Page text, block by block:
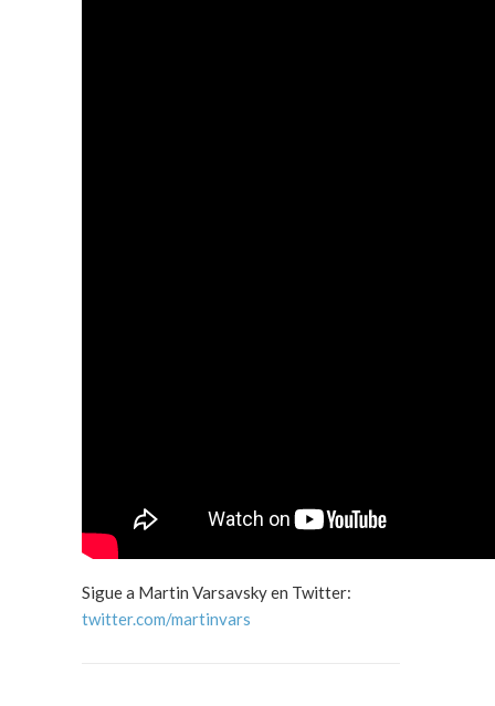
Sigue a Martin Varsavsky en Twitter:
twitter.com/martinvars